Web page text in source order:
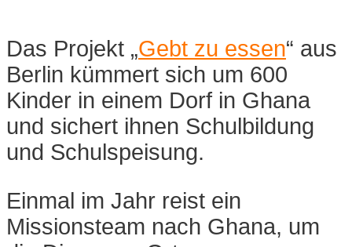
Das Projekt „Gebt zu essen“ aus
Berlin kümmert sich um 600
Kinder in einem Dorf in Ghana
und sichert ihnen Schulbildung
und Schulspeisung.
Einmal im Jahr reist ein
Missionsteam nach Ghana, um